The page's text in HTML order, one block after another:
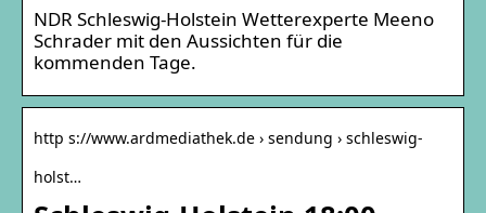
NDR Schleswig-Holstein Wetterexperte Meeno
Schrader mit den Aussichten für die
kommenden Tage.
http s://www.ardmediathek.de › sendung › schleswig-
holst…